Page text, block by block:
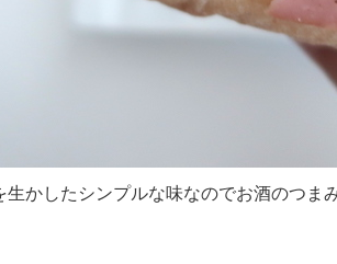
かしたシンプルな味なのでお酒のつま